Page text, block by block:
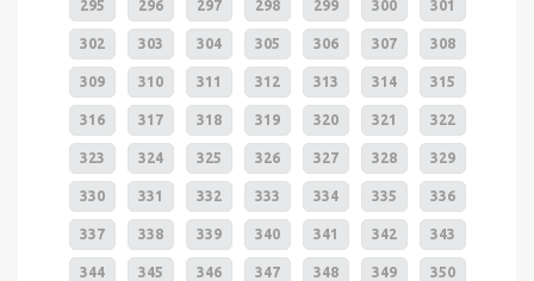
295 296 297 298 299 300 301
302 303 304 305 306 307 308
309 310 311 312 313 314 315
316 317 318 319 320 321 322
323 324 325 326 327 328 329
330 331 332 333 334 335 336
337 338 339 340 341 342 343
344 345 346 347 348 349 350